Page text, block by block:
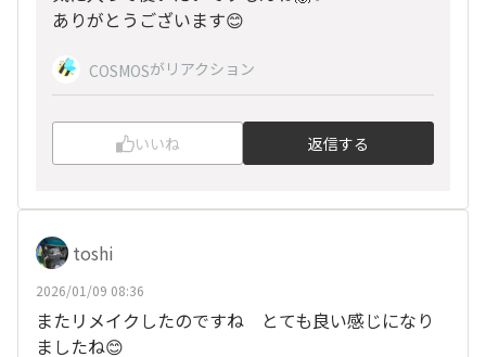
ありがとうございます😊
COSMOSがリアクション
いいね 返信する
toshi
2026/01/09 08:36
またリメイクしたのですね とても良い感じになり
ましたね😊